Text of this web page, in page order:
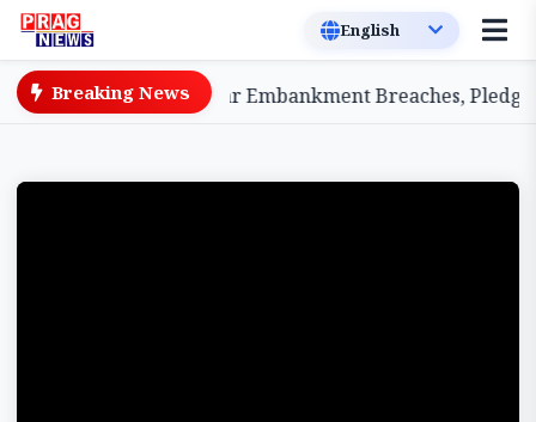
Breaking News
Highlights Sivasagar Embankment Breaches, Pledges